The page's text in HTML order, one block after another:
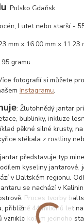
: Polsko Gdaňsk
Lutet nebo starší -
mm x 16.00 mm x 11.23
gramu
fotografií si můžete
Instagramu.
: Žlutohnědý jantar
bublinky, inkluze
pěkné silné krusty,
stékala z rostliny
představuje typ
kyseliny jantarové,
v Baltském regionu.
se nachází v
Proces tvorby
přibližně 44 miliónů let
vzniklo kolem jednoho